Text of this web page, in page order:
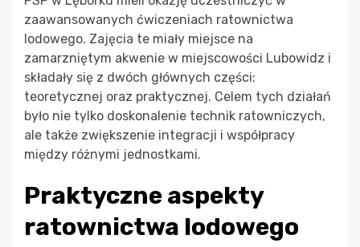
zaawansowanych ćwiczeniach ratownictwa
lodowego. Zajęcia te miały miejsce na
zamarzniętym akwenie w miejscowości Lubowidz i
składały się z dwóch głównych części:
teoretycznej oraz praktycznej. Celem tych działań
było nie tylko doskonalenie technik ratowniczych,
ale także zwiększenie integracji i współpracy
między różnymi jednostkami.
Praktyczne aspekty
ratownictwa lodowego